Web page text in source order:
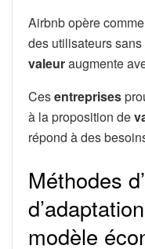
Airbnb opère
des utilisateurs
valeuraugmente
Cesentreprises
à la proposition de
répond à des
Méthodes
modèle